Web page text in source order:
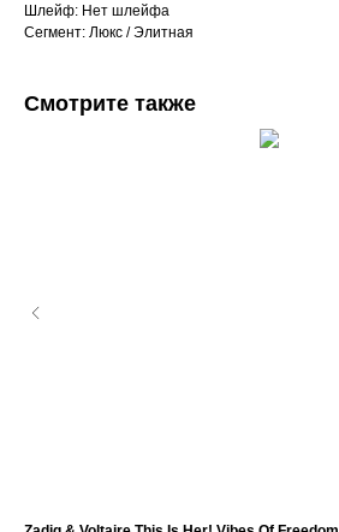
Шлейф: Нет шлейфа
Сегмент: Люкс / Элитная
Смотрите также